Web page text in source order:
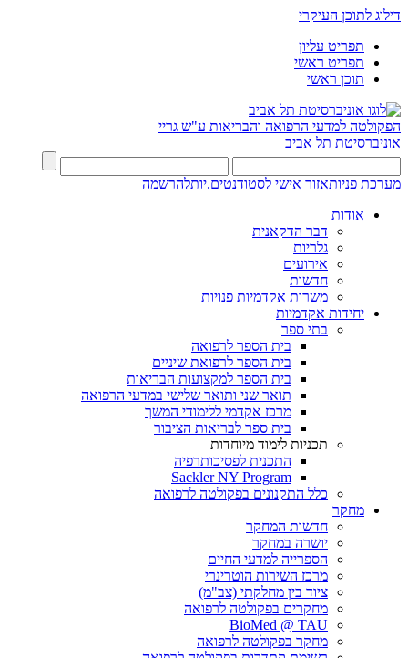
דילוג לתוכן העיקרי
תפריט עליון
תפריט ראשי
תוכן ראשי
הפקולטה למדעי הרפואה והבריאות ע"ש גריי
אוניברסיטת תל אביב
מערכת פניותאזור אישי לסטודנטים.יותלהרשמה
אודות
דבר הדקאנית
גלריות
אירועים
חדשות
משרות אקדמיות פנויות
יחידות אקדמיות
בתי ספר
בית הספר לרפואה
בית הספר לרפואת שיניים
בית הספר למקצועות הבריאות
תואר שני ותואר שלישי במדעי הרפואה
מרכז אקדמי ללימודי המשך
בית ספר לבריאות הציבור
תכניות לימוד מיוחדות
התכנית לפסיכותרפיה
Sackler NY Program
כלל התקנונים בפקולטה לרפואה
מחקר
חדשות המחקר
יושרה במחקר
הספרייה למדעי החיים
מרכז השירות הוטרינרי
ציוד בין מחלקתי (צב"מ)
מחקרים בפקולטה לרפואה
BioMed @ TAU
מחקר בפקולטה לרפואה